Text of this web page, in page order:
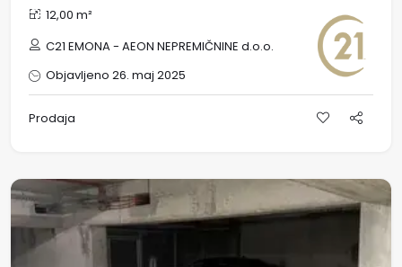
12,00 m²
C21 EMONA - AEON NEPREMIČNINE d.o.o.
Objavljeno 26. maj 2025
Prodaja